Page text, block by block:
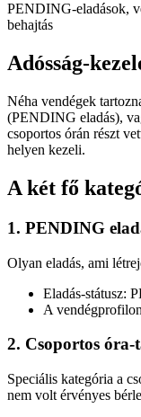
PENDING-eladások,
behajtás
Adósság-
Néha vendégek
(PENDING eladás),
csoportos órán részt
helyen kezeli.
A két fő
1. PENDING
Olyan eladás, ami
Eladás-státusz:
A
2. Csoportos óra-
Speciális kategória a
nem volt érvényes